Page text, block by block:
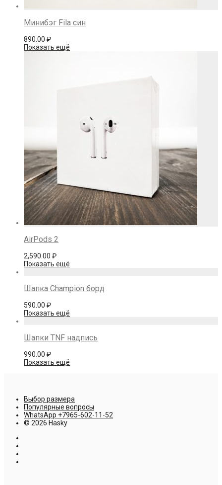
Минибэг Fila син
890.00 ₽
Показать ещё
AirPods 2
2,590.00 ₽
Показать ещё
Шапка Champion борд
590.00 ₽
Показать ещё
Шапки TNF надпись
990.00 ₽
Показать ещё
Выбор размера
Популярные вопросы
WhatsApp +7965-602-11-52
© 2026 Hasky